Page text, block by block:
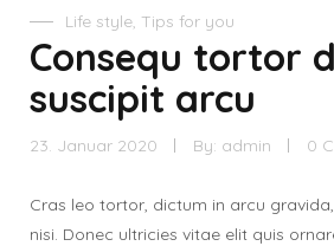
Life style, Tips for you
Consequ tortor
suscipit arcu
23. Januar 2020 By: admin 0
Cras leo tortor, dictum in arcu
nisi. Donec ultricies vitae elit quis